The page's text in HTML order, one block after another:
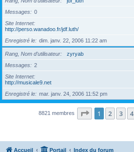
Messages
0
Site Internet
http://perso.wanadoo.fr/jdf.luth/
Enregistré le
dim. janv. 22, 2006 11:22 am
Rang, Nom d’utilisateur
zyryab
Messages
2
Site Internet
http://musicale9.net
Enregistré le
mar. janv. 24, 2006 11:52 pm
8821 membres Page 1sur177
1 2 3 4
Accueil Portail Index du forum